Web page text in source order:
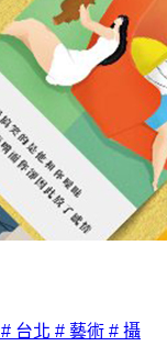
# 台北 # 藝術 # 攝